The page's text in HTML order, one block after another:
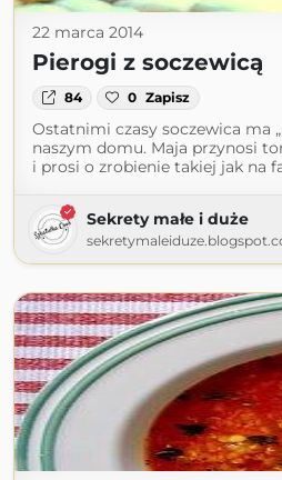
22 marca 2014
Pierogi z soczewicą
84 0 Zapisz
Ostatnimi czasy soczewica ma
naszym domu. Maja przynosi
i prosi o zrobienie takiej jak na
Sekrety małe i duże